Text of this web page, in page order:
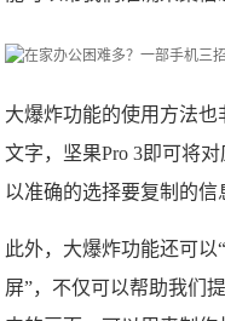
大爆炸功能的使用方法
文字，坚果Pro 3即可将
以准确的选择要复制的信
此外，大爆炸功能还可以
屏”，不仅可以帮助我们